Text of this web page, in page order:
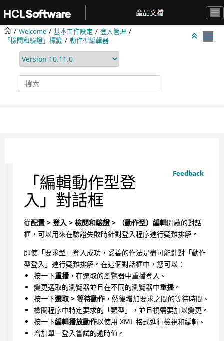
產品文檔
Welcome 基本工作設定
登入管理
「檢閱和驗證」標籤
動作型編輯器
Feedback
「編輯動作型登
入」對話框
從配置 > 登入 > 檢閱和驗證 > （動作型）編輯開啟的對話
框，可以用來在驗證失敗時針對登入程序進行疑難排解。
即使「要求型」登入成功，妥善的作法是盡可能針對「動作
型登入」進行疑難排解。在這個對話框中，您可以：
按一下重播，在選取的瀏覽器中重播登入。
變更選取的瀏覽器並且在不同的瀏覽器中重播。
按一下選取 > 等待動作，然後增加要求之間的等待時間。
檢閱程序中特定要求的「類型」，並且視需要加以變更。
按一下編輯播放動作以使用 XML 格式進行檢視和編輯。
增加單一登入嘗試的逾時值。